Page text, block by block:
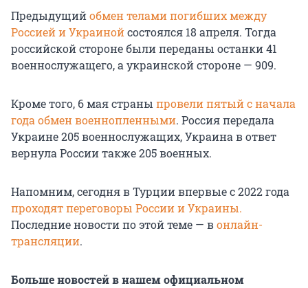
Предыдущийобмен телами погибших между
Россией и Украинойсостоялся 18 апреля. Тогда
российской стороне были переданы останки 41
военнослужащего, а украинской стороне — 909.
Кроме того, 6 мая страны провели пятый с начала
года обмен военнопленными. Россия передала
Украине 205 военнослужащих, Украина в ответ
вернула России также 205 военных.
Напомним, сегодня в Турции впервые с 2022 года
проходят переговоры России и Украины.
Последние новости по этой теме — вонлайн-
трансляции.
Больше новостей в нашем официальном